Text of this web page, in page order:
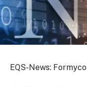
EQS-News: